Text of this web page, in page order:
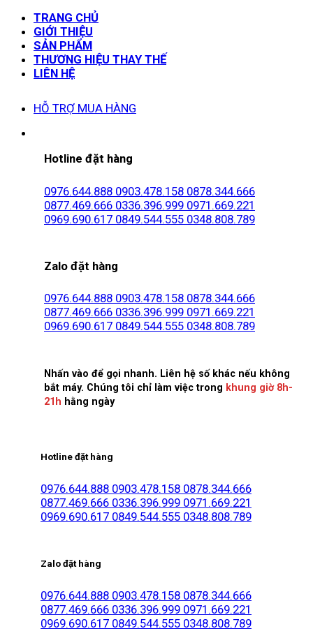
TRANG CHỦ
GIỚI THIỆU
SẢN PHẨM
THƯƠNG HIỆU THAY THẾ
LIÊN HỆ
HỖ TRỢ MUA HÀNG
Hotline đặt hàng
0976.644.888 0903.478.158 0878.344.666
0877.469.666 0336.396.999 0971.669.221
0969.690.617 0849.544.555 0348.808.789
Zalo đặt hàng
0976.644.888 0903.478.158 0878.344.666
0877.469.666 0336.396.999 0971.669.221
0969.690.617 0849.544.555 0348.808.789
Nhấn vào để gọi nhanh. Liên hệ số khác nếu không
bắt máy. Chúng tôi chỉ làm việc trong khung giờ 8h-
21h hằng ngày
Hotline đặt hàng
0976.644.888 0903.478.158 0878.344.666
0877.469.666 0336.396.999 0971.669.221
0969.690.617 0849.544.555 0348.808.789
Zalo đặt hàng
0976.644.888 0903.478.158 0878.344.666
0877.469.666 0336.396.999 0971.669.221
0969.690.617 0849.544.555 0348.808.789